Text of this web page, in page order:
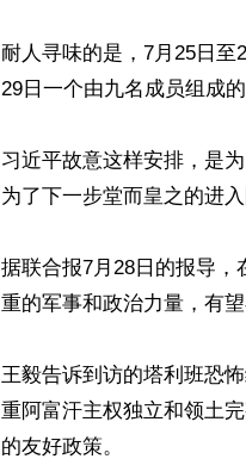
耐人寻味的是，7月25日
29日一个由九名成员组成
习近平故意这样安排，是
为了下一步堂而皇之的进入
据联合报7月28日的报导
重的军事和政治力量，有
王毅告诉到访的塔利班恐
重阿富汗主权独立和领土
的友好政策。